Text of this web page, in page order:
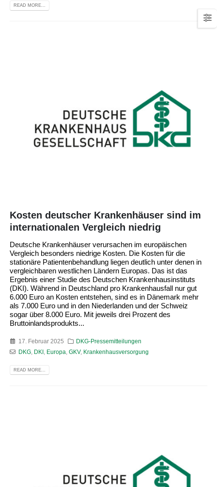
READ MORE...
Kosten deutscher Krankenhäuser sind im
internationalen Vergleich niedrig
Deutsche Krankenhäuser verursachen im europäischen
Vergleich besonders niedrige Kosten. Die Kosten für die
stationäre Patientenbehandlung liegen deutlich unter denen in
vergleichbaren westlichen Ländern Europas. Das ist das
Ergebnis einer Studie des Deutschen Krankenhausinstituts
(DKI). Während in Deutschland pro Krankenhausfall nur gut
6.000 Euro an Kosten entstehen, sind es in Dänemark mehr
als 7.000 Euro und in den Niederlanden und der Schweiz
sogar über 8.000 Euro. Mit jeweils drei Prozent des
Bruttoinlandsprodukts...
17. Februar 2025
DKG-Pressemitteilungen
DKG, DKI Europa GKV, Krankenhausversorgung
READ MORE...